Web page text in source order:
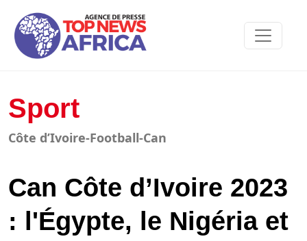
Sport
Côte d’Ivoire-Football-Can
Can Côte d’Ivoire 2023
: l'Égypte, le Nigéria et